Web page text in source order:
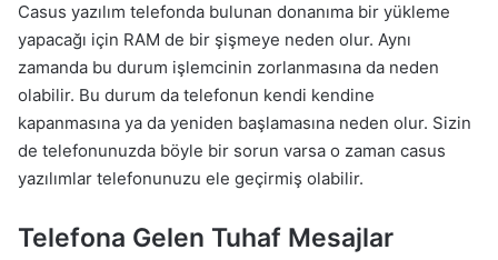
Casus yazılım telefonda bulunan donanıma bir yükleme
yapacağı için RAM de bir şişmeye neden olur. Aynı
zamanda bu durum işlemcinin zorlanmasına da neden
olabilir. Bu durum da telefonun kendi kendine
kapanmasına ya da yeniden başlamasına neden olur. Sizin
de telefonunuzda böyle bir sorun varsa o zaman casus
yazılımlar telefonunuzu ele geçirmiş olabilir.
Telefona Gelen Tuhaf Mesajlar